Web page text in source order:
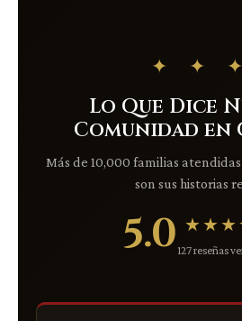
✦ ✦ ✦
Lo Que Dice
Comunidad en
Más de 10,000 familias
son sus historias
5.0 127 reseñas